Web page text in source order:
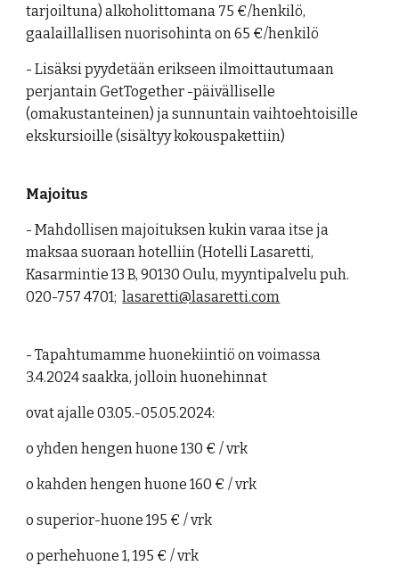
tarjoiltuna) alkoholittomana 75 €/henkilö,
gaalaillallisen nuorisohinta on 65 €/henkilö
- Lisäksi pyydetään erikseen ilmoittautumaan
perjantain GetTogether -päivälliselle
(omakustanteinen) ja sunnuntain vaihtoehtoisille
ekskursioille (sisältyy kokouspakettiin)
Majoitus
- Mahdollisen majoituksen kukin varaa itse ja
maksaa suoraan hotelliin (Hotelli Lasaretti,
Kasarmintie 13 B, 90130 Oulu, myyntipalvelu puh.
020-757 4701;lasaretti@lasaretti.com
- Tapahtumamme huonekiintiö on voimassa
3.4.2024 saakka, jolloin huonehinnat
ovat ajalle 03.05.-05.05.2024:
o yhden hengen huone 130 € / vrk
o kahden hengen huone 160 € / vrk
o superior-huone 195 € / vrk
o perhehuone 1, 195 € / vrk